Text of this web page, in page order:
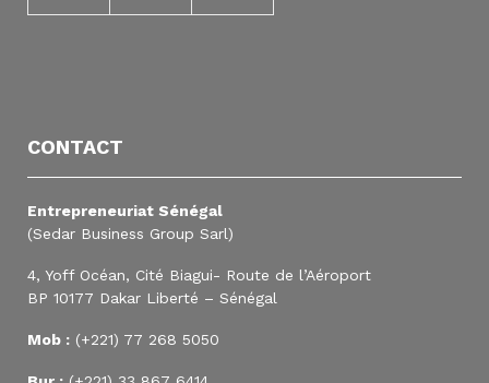
CONTACT
Entrepreneuriat Sénégal
(Sedar Business Group Sarl)
4, Yoff Océan, Cité Biagui- Route de l’Aéroport
BP 10177 Dakar Liberté – Sénégal
Mob : (+221) 77 268 5050